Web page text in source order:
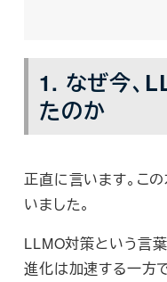
1. なぜ今、
たのか
正直に言います。こ
いました。
LLMO対策という言
進化は加速する一方